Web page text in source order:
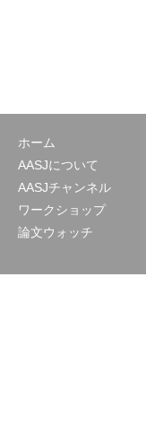
ホーム
AASJについて
AASJチャンネル
ワークショップ
論文ウォッチ